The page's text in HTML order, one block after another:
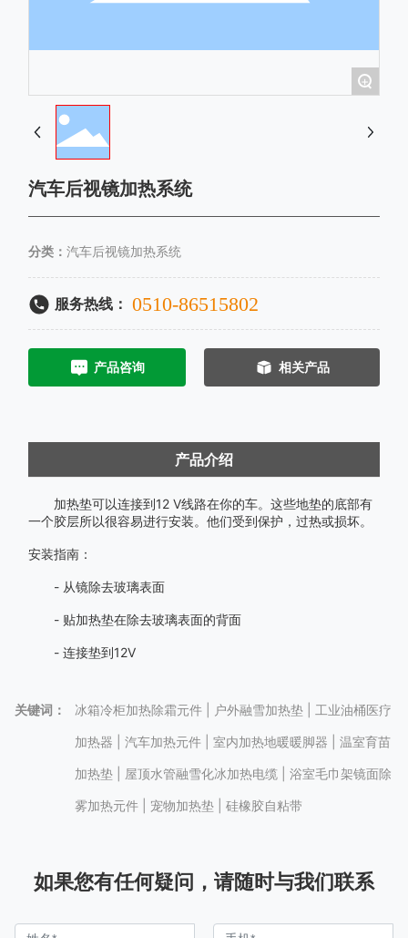
+
汽车后视镜加热系统
分类： 汽车后视镜加热系统
服务热线： 0510-86515802
产品咨询 相关产品
产品介绍
加热垫可以连接到12 V线路在你的车。这些地垫的底部有
一个胶层所以很容易进行安装。他们受到保护，过热或损坏。
安装指南：
- 从镜除去玻璃表面
- 贴加热垫在除去玻璃表面的背面
- 连接垫到12V
关键词： 冰箱冷柜加热除霜元件 | 户外融雪加热垫 | 工业油桶医疗
加热器 | 汽车加热元件 | 室内加热地暖暖脚器 | 温室育苗
加热垫 | 屋顶水管融雪化冰加热电缆 | 浴室毛巾架镜面除
雾加热元件 | 宠物加热垫 | 硅橡胶自粘带
如果您有任何疑问，请随时与我们联系